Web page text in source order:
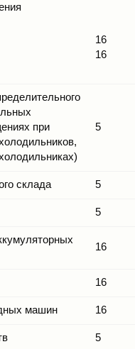
16
16
при
5
склада 5
5
16
16
машин 16
5